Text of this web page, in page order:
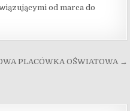
od marca do
PLACÓWKA OŚWIATOWA →